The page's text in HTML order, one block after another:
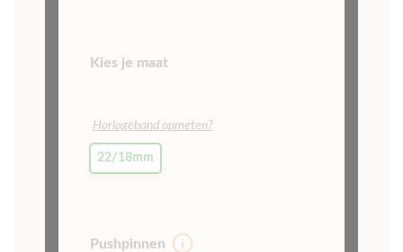
Kies je maat
Horlogeband opmeten?
22/18mm
Pushpinnen